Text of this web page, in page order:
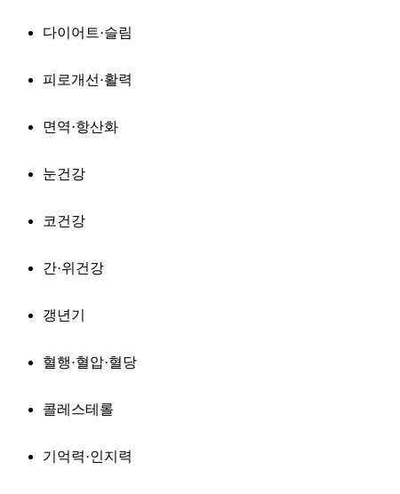
다이어트·슬림
피로개선·활력
면역·항산화
눈건강
코건강
간·위건강
갱년기
혈행·혈압·혈당
콜레스테롤
기억력·인지력